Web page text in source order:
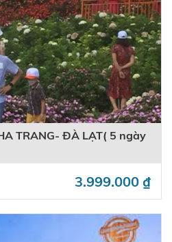
TRANG- ĐÀ LẠT( 5 ngày
3.999.000 ₫